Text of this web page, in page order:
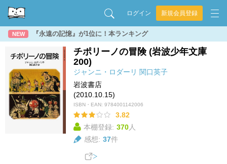
ログイン 新規会員登録
NEW 『永遠の記憶』が1位に！本ランキング
チポリーノの冒険 (岩波少年文庫
200)
ジャンニ・ロダーリ 関口英子
岩波書店
(2010.10.15)
ISBN・EAN: 9784001142006
3.82
本棚登録: 370人
感想: 37件